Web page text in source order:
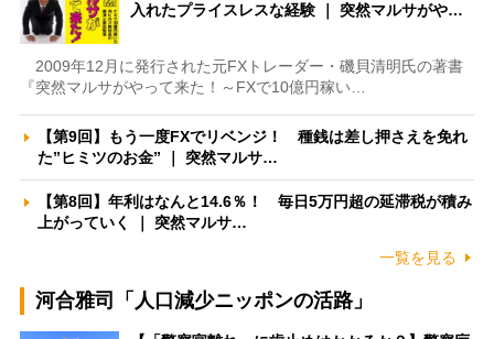
入れたプライスレスな経験 ｜ 突然マルサがや…
2009年12月に発行された元FXトレーダー・磯貝清明氏の著書
『突然マルサがやって来た！～FXで10億円稼い…
【第9回】もう一度FXでリベンジ！ 種銭は差し押さえを免れ
た”ヒミツのお金” ｜ 突然マルサ…
【第8回】年利はなんと14.6％！ 毎日5万円超の延滞税が積み
上がっていく ｜ 突然マルサ…
一覧を見る
河合雅司「人口減少ニッポンの活路」